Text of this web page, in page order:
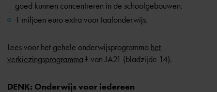
goed kunnen concentreren in de schoolgebouwen.
1 miljoen euro extra voor taalonderwijs.
Lees voor het gehele onderwijsprogramma het
verkiezingsprogramma
van JA21 (bladzijde 14).
DENK: Onderwijs voor iedereen